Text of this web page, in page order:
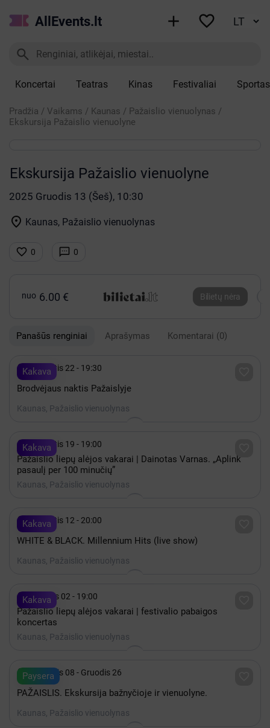
AllEvents.lt  

Koncertai Teatras Kinas Festivaliai Sportas
Pradžia / Vaikams / Kaunas / Pažaislio vienuolynas /
Ekskursija Pažaislio vienuolyne
Ekskursija Pažaislio vienuolyne
2025 Gruodis 13 (Šeš), 10:30
 Kaunas, Pažaislio vienuolynas
 0  0
nuo 6.00 € Bilietų nėra
Panašūs renginiai Aprašymas Komentarai (0)
Kakava
 Rugpjūtis 22 - 19:30
Brodvėjaus naktis Pažaislyje
Kaunas, Pažaislio vienuolynas
Kakava
 Rugpjūtis 19 - 19:00
Pažaislio liepų alėjos vakarai | Dainotas Varnas. „Aplink
pasaulį per 100 minučių”
Kaunas, Pažaislio vienuolynas
Kakava
 Rugpjūtis 12 - 20:00
WHITE & BLACK. Millennium Hits (live show)
Kaunas, Pažaislio vienuolynas
Kakava
 Rugsėjis 02 - 19:00
Pažaislio liepų alėjos vakarai | festivalio pabaigos
koncertas
Kaunas, Pažaislio vienuolynas
Paysera
 Rugpjūtis 08 - Gruodis 26
PAŽAISLIS. Ekskursija bažnyčioje ir vienuolyne.
Kaunas, Pažaislio vienuolynas